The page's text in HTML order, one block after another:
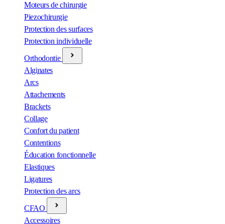
Moteurs de chirurgie
Piezochirurgie
Protection des surfaces
Protection individuelle
Orthodontie
Alginates
Arcs
Attachements
Brackets
Collage
Confort du patient
Contentions
Éducation fonctionnelle
Elastiques
Ligatures
Protection des arcs
CFAO
Accessoires